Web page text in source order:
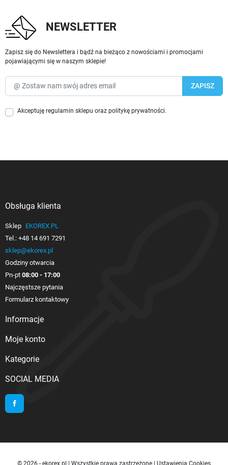
NEWSLETTER
Zapisz się do Newslettera i bądź na bieżąco z nowościami i promocjami
pojawiającymi się w naszym sklepie!
Akceptuję regulamin sklepu oraz politykę prywatności.
Obsługa klienta
Sklep EKOREX.PL
Tel.: +48 14 691 7291
sklep@ekorex.pl
Godziny otwarcia
Pn-pt 08:00 - 17:00
Najczęstsze pytania
Formularz kontaktowy
Informacje
Moje konto
Kategorie
SOCIAL MEDIA
Facebook
© 2026 - ekorex.pl | Wszystkie prawa zastrzeżone | Ustawienia Cookies